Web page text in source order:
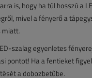
arra is, hogy ha túl hosszú a
mivel a fényerő a
miatt.
szalag egyenletes
pontot! Ha a fentieket
a dobozbetűbe.